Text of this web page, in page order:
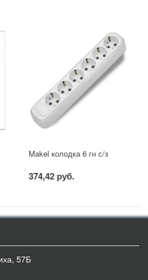
Makel колодка 6 гн с/з
374,42 руб.
57Б